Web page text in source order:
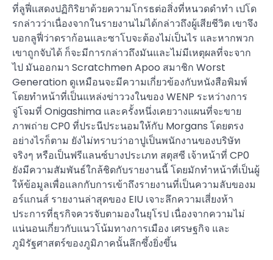
ที่ลูฟี่แสดงปฏิกิริยาด้วยความโกรธต่อสิ่งที่หนวดดำทำ เปโด
รกล่าวว่าเนื่องจากในรายงานไม่ได้กล่าวถึงผู้เสียชีวิต เขาจึง
บอกลูฟี่ว่าดราก้อนและซาโบจะต้องไม่เป็นไร และหากพวก
เขาถูกจับได้ ก็จะมีการกล่าวถึงมันและไม่มีเหตุผลที่จะจาก
ไป มันออกมา Scratchmen Apoo สมาชิก Worst
Generation ดูเหมือนจะมีความเกี่ยวข้องกับหนังสือพิมพ์
โดยทำหน้าที่เป็นแหล่งข่าววงในของ WENP ระหว่างการ
จู่โจมที่ Onigashima และครั้งหนึ่งเคยวางแผนที่จะขาย
ภาพถ่าย CP0 ที่ประนีประนอมให้กับ Morgans โดยตรง
อย่างไรก็ตาม ยังไม่ทราบว่าอาปูเป็นพนักงานของบริษัท
จริงๆ หรือเป็นฟรีแลนซ์บางประเภท สตุสซี เจ้าหน้าที่ CP0
ยังมีความสัมพันธ์ใกล้ชิดกับรายงานนี้ โดยมักทำหน้าที่เป็นผู้
ให้ข้อมูลเพื่อแลกกับการเข้าถึงรายงานที่เป็นความลับของม
อร์แกนส์ รายงานล่าสุดของ EIU เจาะลึกความเสี่ยงห้า
ประการที่ธุรกิจควรจับตามองในยุโรป เนื่องจากความไม่
แน่นอนเกี่ยวกับแนวโน้มทางการเมือง เศรษฐกิจ และ
ภูมิรัฐศาสตร์ของภูมิภาคนั้นลึกซึ้งยิ่งขึ้น